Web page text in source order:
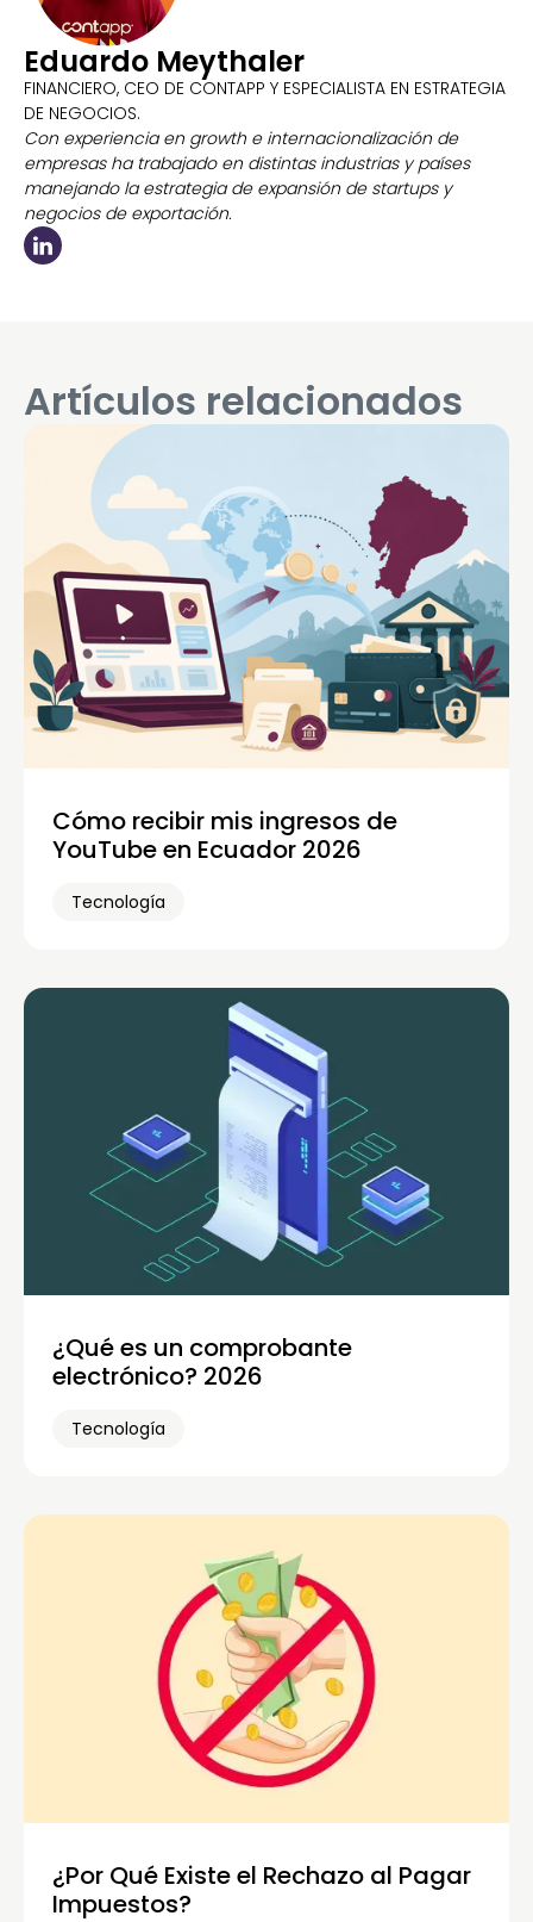
Eduardo Meythaler
FINANCIERO, CEO DE CONTAPP Y ESPECIALISTA EN ESTRATEGIA
DE NEGOCIOS.
Con experiencia en growth e internacionalización de
empresas ha trabajado en distintas industrias y países
manejando la estrategia de expansión de startups y
negocios de exportación.
Artículos relacionados
Cómo recibir mis ingresos de
YouTube en Ecuador 2026
Tecnología
¿Qué es un comprobante
electrónico? 2026
Tecnología
¿Por Qué Existe el Rechazo al Pagar
Impuestos?